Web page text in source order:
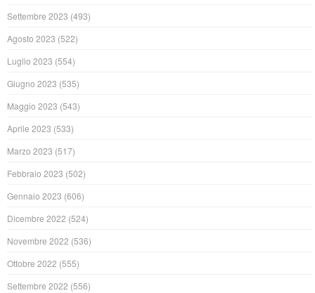
Settembre 2023 (493)
Agosto 2023 (522)
Luglio 2023 (554)
Giugno 2023 (535)
Maggio 2023 (543)
Aprile 2023 (533)
Marzo 2023 (517)
Febbraio 2023 (502)
Gennaio 2023 (606)
Dicembre 2022 (524)
Novembre 2022 (536)
Ottobre 2022 (555)
Settembre 2022 (556)